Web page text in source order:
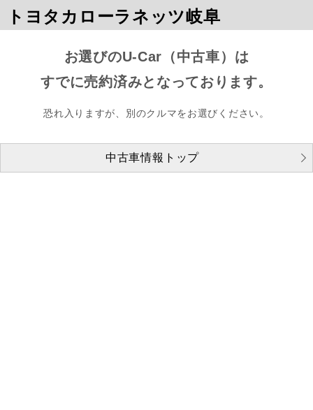
トヨタカローラネッツ岐阜
お選びのU-Car（中古車）は
すでに売約済みとなっております。
恐れ入りますが、別のクルマをお選びください。
中古車情報トップ